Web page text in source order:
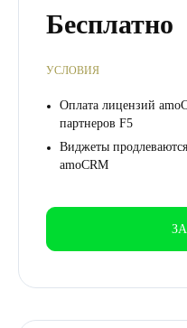
Бесплатно
УСЛОВИЯ
Оплата лицензий
партнеров F5
Виджеты
amoCRM